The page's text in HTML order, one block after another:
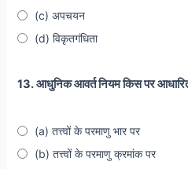
(c) अपचयन
(d) विकृतगंधिता
13. आधुनिक आवर्त नियम किस पर
(a) तत्त्वों के परमाणु भार पर
(b) तत्त्वों के परमाणु क्रमांक पर